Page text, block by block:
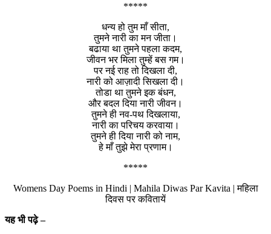
*****
धन्य हो तुम माँ सीता,
तुमने नारी का मन जीता।
बढाया था तुमने पहला कदम,
जीवन भर मिला तुम्हें बस गम।
पर नई राह तो दिखला दी,
नारी को आज़ादी सिखला दी।
तोडा था तुमने इक बंधन,
और बदल दिया नारी जीवन।
तुमने ही नव-पथ दिखलाया,
नारी का परिचय करवाया।
तुमने ही दिया नारी को नाम,
हे माँ तुझे मेरा प्रणाम।
*****
Womens Day Poems in Hindi | Mahila Diwas Par Kavita | महिला
दिवस पर कवितायें
यह भी पढ़े –